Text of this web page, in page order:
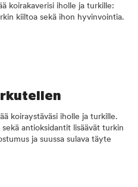
koirakaverisi iholle ja turkille:
kiiltoa sekä ihon hyvinvointia.
koiraystäväsi iholle ja turkille.
antioksidantit lisäävät turkin
ja suussa sulava täyte